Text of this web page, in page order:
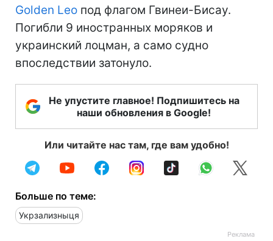
Golden Leo под флагом Гвинеи-Бисау.
Погибли 9 иностранных моряков и
украинский лоцман, а само судно
впоследствии затонуло.
Не упустите главное! Подпишитесь на
наши обновления в Google!
Или читайте нас там, где вам удобно!
Больше по теме:
Укрзализныця